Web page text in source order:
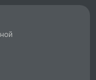
сервисные